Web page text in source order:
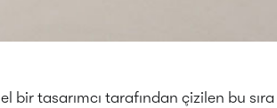
bir tasarımcı tarafından çizilen bu sıra